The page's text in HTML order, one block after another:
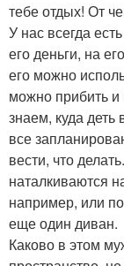
тебе отдых! От
У нас всегда
его деньги, на
его можно
можно прибить
знаем, куда деть
все
вести, что
наталкиваются
например, или
еще один диван.
Каково в этом